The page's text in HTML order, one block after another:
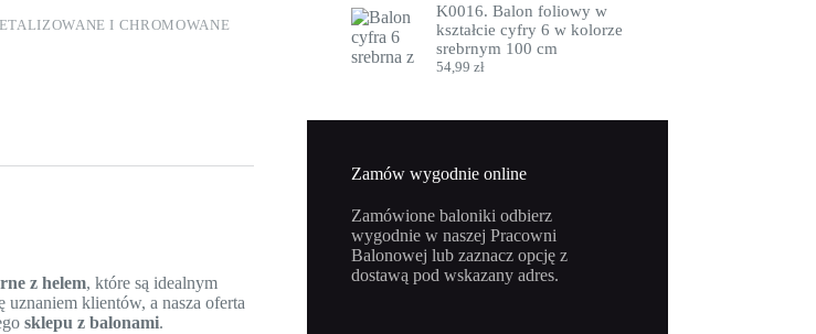
I CHROMOWANE
z helem, które są idealnym
uznaniem klientów, a nasza oferta
sklepu z balonami.
K0016. Balon foliowy w
kształcie cyfry 6 w kolorze
srebrnym 100 cm
54,99zł
Zamów wygodnie online
Zamówione baloniki odbierz
wygodnie w naszej Pracowni
Balonowej lub zaznacz opcję z
dostawą pod wskazany adres.